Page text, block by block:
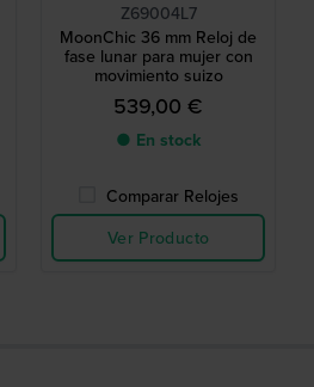
Z69004L7
MoonChic 36 mm Reloj de
fase lunar para mujer con
movimiento suizo
539,00 €
● En stock
Comparar Relojes
Ver Producto